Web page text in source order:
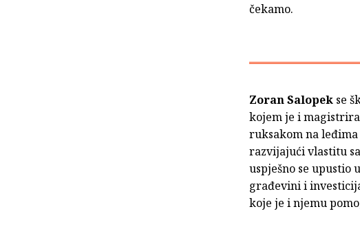
čekamo.
Zoran Salopek se
kojem je i
ruksakom na
razvijajući vlastitu
uspješno se
građevini i
koje je i njemu